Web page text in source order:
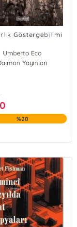
Göstergebilimi
Umberto Eco
Yayınları
%20